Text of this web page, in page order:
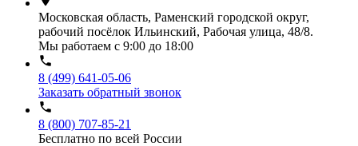
Московская область, Раменский городской округ,
рабочий посёлок Ильинский, Рабочая улица, 48/8.
Мы работаем с 9:00 до 18:00
8 (499) 641-05-06
Заказать обратный звонок
8 (800) 707-85-21
Бесплатно по всей России